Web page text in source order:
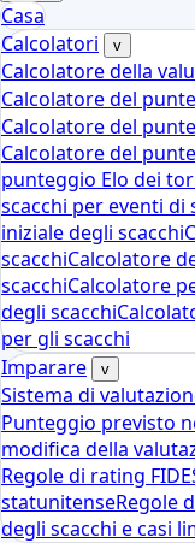
Casa
Calcolatori
v
Calcolatore della
Calcolatore del
Calcolatore del
Calcolatore del
punteggio Elo dei
scacchi per eventi di
iniziale degli scacchi
scacchiCalcolatore
scacchiCalcolatore
degli scacchi
per gli scacchi
Imparare
v
Sistema di
Punteggio previsto
modifica della
Regole di rating FIDE
statunitenseRegole
degli scacchi e casi